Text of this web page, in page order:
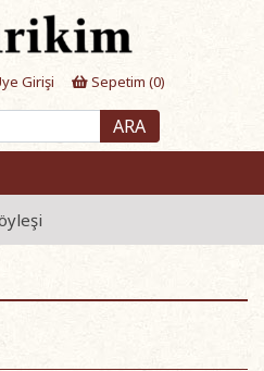
Girişi Sepetim (0)
ARA